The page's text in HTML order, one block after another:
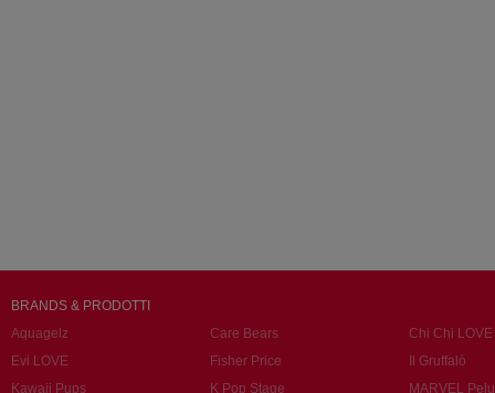
BRANDS & PRODOTTI
Aquagelz
Care Bears
Chi Chi LOVE
Evi LOVE
Fisher Price
Il Gruffalò
Kawaii Pups
K Pop Stage MARVEL